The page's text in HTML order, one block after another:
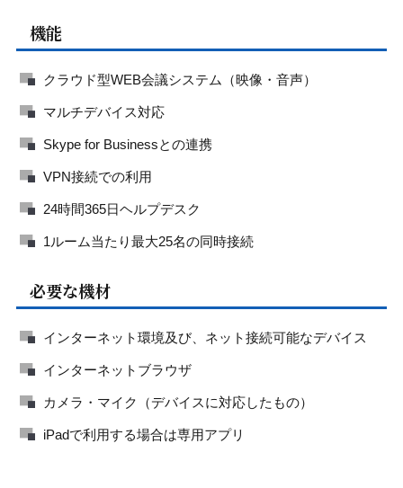
機能
クラウド型WEB会議システム（映像・音声）
マルチデバイス対応
Skype for Businessとの連携
VPN接続での利用
24時間365日ヘルプデスク
1ルーム当たり最大25名の同時接続
必要な機材
インターネット環境及び、ネット接続可能なデバイス
インターネットブラウザ
カメラ・マイク（デバイスに対応したもの）
iPadで利用する場合は専用アプリ